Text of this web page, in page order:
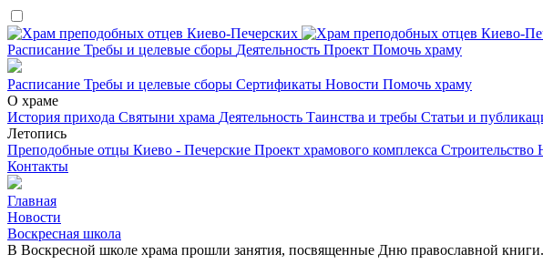
Расписание Требы и целевые сборы Деятельность Проект Помочь храму
Расписание Требы и целевые сборы Сертификаты Новости Помочь храму
О храме
История прихода Святыни храма Деятельность Таинства и требы Статьи и
Летопись
Преподобные отцы Киево - Печерские Проект храмового комплекса Строительство
Контакты
Главная
Новости
Воскресная школа
В Воскресной школе храма прошли занятия, посвященные Дню православной книги.